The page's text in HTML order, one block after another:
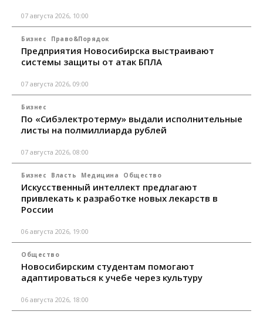
07 августа 2026, 10:00
Бизнес Право&Порядок
Предприятия Новосибирска выстраивают
системы защиты от атак БПЛА
07 августа 2026, 09:00
Бизнес
По «Сибэлектротерму» выдали исполнительные
листы на полмиллиарда рублей
07 августа 2026, 08:00
Бизнес Власть Медицина Общество
Искусственный интеллект предлагают
привлекать к разработке новых лекарств в
России
06 августа 2026, 19:00
Общество
Новосибирским студентам помогают
адаптироваться к учебе через культуру
06 августа 2026, 18:00